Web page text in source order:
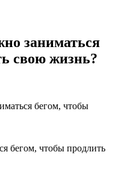
заниматься
свою жизнь?
бегом, чтобы
бегом, чтобы продлить